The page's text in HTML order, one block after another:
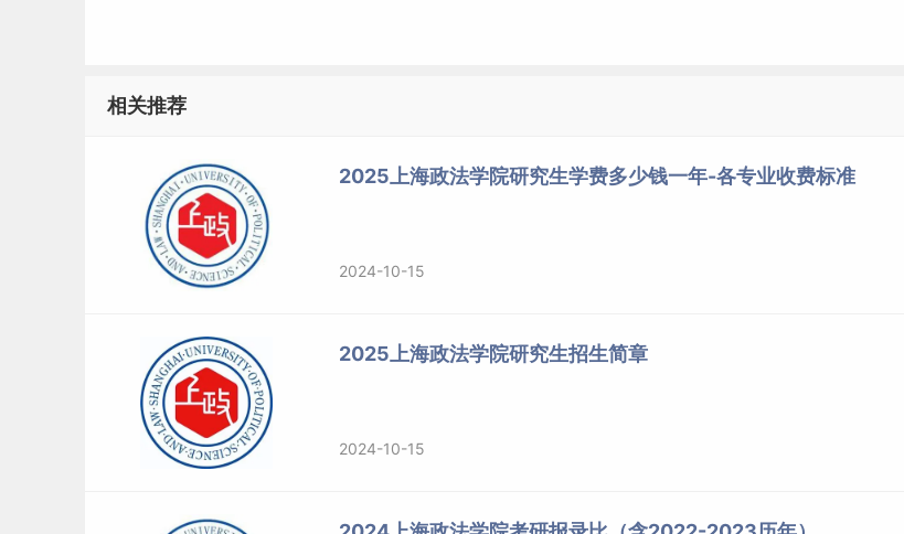
相关推荐
2025上海政法学院研究生学费多少钱一年-各专业收费标准
2024-10-15
2025上海政法学院研究生招生简章
2024-10-15